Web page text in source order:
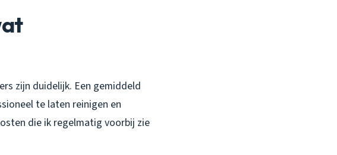
zijn duidelijk. Een gemiddeld
te laten reinigen en
die ik regelmatig voorbij zie